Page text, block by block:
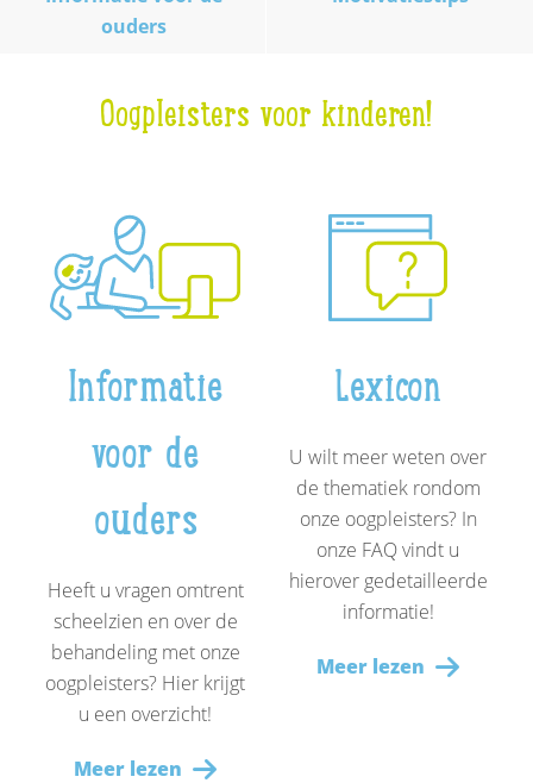
ouders
Oogpleisters voor kinderen!
Informatie
voor de
ouders
Heeft u vragen omtrent
scheelzien en over de
behandeling met onze
oogpleisters? Hier krijgt
u een overzicht!
Meer lezen
Lexicon
U wilt meer weten over
de thematiek rondom
onze oogpleisters? In
onze FAQ vindt u
hierover gedetailleerde
informatie!
Meer lezen